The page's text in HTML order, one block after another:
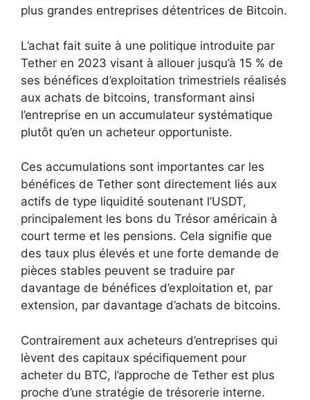
plus grandes entreprises détentrices de Bitcoin.
L’achat fait suite à une politique introduite par
Tether en 2023 visant à allouer jusqu’à 15 % de
ses bénéfices d’exploitation trimestriels réalisés
aux achats de bitcoins, transformant ainsi
l’entreprise en un accumulateur systématique
plutôt qu’en un acheteur opportuniste.
Ces accumulations sont importantes car les
bénéfices de Tether sont directement liés aux
actifs de type liquidité soutenant l’USDT,
principalement les bons du Trésor américain à
court terme et les pensions. Cela signifie que
des taux plus élevés et une forte demande de
pièces stables peuvent se traduire par
davantage de bénéfices d’exploitation et, par
extension, par davantage d’achats de bitcoins.
Contrairement aux acheteurs d’entreprises qui
lèvent des capitaux spécifiquement pour
acheter du BTC, l’approche de Tether est plus
proche d’une stratégie de trésorerie interne.